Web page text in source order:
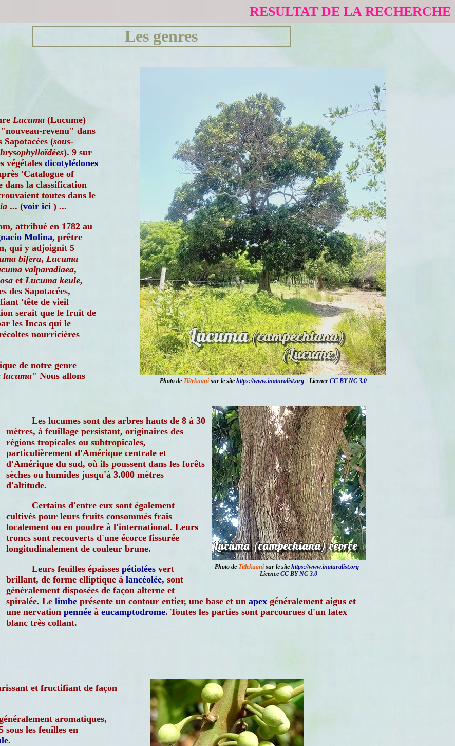
RESULTAT DE LA RECHERCHE
Les genres
Photo de Tlitekuanisur le site https://www.inaturalist.org- Licence CC BY-NC 3.0
Lucuma (Lucume)
revenu" dans
(sous-
). 9 sur
végétales dicotylédones
'Catalogue of
dans la classification
toutes dans le
... (voir ici ) ...
attribué en 1782 au
Molina, prêtre
qui y adjoignit 5
bifera, Lucuma
valparadiaea,
et Lucuma keule,
des Sapotacées,
'tête de vieil
serait que le fruit de
les Incas qui le
nourricières
de notre genre
lucuma" Nous allons
Photo de Titlekuanisur le site https://www.inaturalist.org -
Licence CC BY-NC 3.0
Les lucumes sont des arbres hauts de 8 à 30
mètres, à feuillage persistant, originaires des
régions tropicales ou subtropicales,
particulièrement d'Amérique centrale et
d'Amérique du sud, où ils poussent dans les forêts
sèches ou humides jusqu'à 3.000 mètres
d'altitude.
Certains d'entre eux sont également
cultivés pour leurs fruits consommés frais
localement ou en poudre à l'international. Leurs
troncs sont recouverts d'une écorce fissurée
longitudinalement de couleur brune.
Leurs feuilles épaisses pétiolées vert
brillant, de forme elliptique à lancéolée, sont
généralement disposées de façon alterne et
spiralée. Le limbe présente un contour entier, une base et un apex généralement aigus et
une nervation pennée à eucamptodrome. Toutes les parties sont parcourues d'un latex
blanc très collant.
et fructifiant de façon
aromatiques,
sous les feuilles en
.